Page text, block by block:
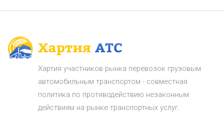
Хартия участников рынка перевозок грузовым
автомобильным транспортом - совместная
политика по противодействию незаконным
действиям на рынке транспортных услуг.